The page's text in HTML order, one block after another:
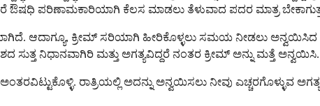
ಔಷಧಿ ಪರಿಣಾಮಕಾರಿಯಾಗಿ ಕೆಲಸ ಮಾಡಲು ತೆಳುವಾದ ಪದರ ಮಾತ್ರ
ಆದಾಗ್ಯೂ, ಕ್ರೀಮ್ ಸರಿಯಾಗಿ ಹೀರಿಕೊಳ್ಳಲು ಸಮಯ ನೀಡಲು
ಸುತ್ತ ನಿಧಾನವಾಗಿರಿ ಮತ್ತು ಅಗತ್ಯವಿದ್ದರೆ ನಂತರ ಕ್ರೀಮ್ ಅನ್ನು ಮತ್ತೆ ಅನ್ವಯಿಸಿ.
ರಾತ್ರಿಯಲ್ಲಿ ಅದನ್ನು ಅನ್ವಯಿಸಲು ನೀವು ಎಚ್ಚರಗೊಳ್ಳುವ